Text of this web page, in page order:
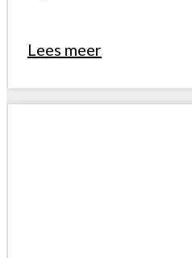
Lees meer